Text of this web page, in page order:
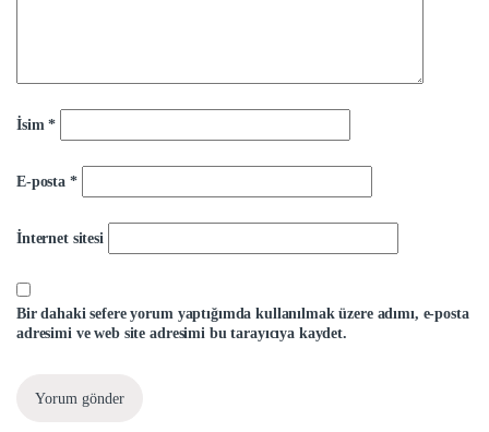
İsim*
E-posta *
İnternet sitesi
Bir dahaki sefere yorum yaptığımda kullanılmak üzere adımı, e-posta
adresimi ve web site adresimi bu tarayıcıya kaydet.